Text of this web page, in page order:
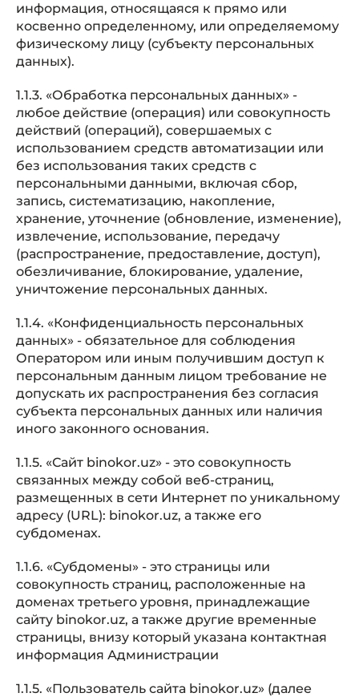
информация, относящаяся к прямо или
косвенно определенному, или определяемому
физическому лицу (субъекту персональных
данных).
1.1.3. «Обработка персональных данных» -
любое действие (операция) или совокупность
действий (операций), совершаемых с
использованием средств автоматизации или
без использования таких средств с
персональными данными, включая сбор,
запись, систематизацию, накопление,
хранение, уточнение (обновление, изменение),
извлечение, использование, передачу
(распространение, предоставление, доступ),
обезличивание, блокирование, удаление,
уничтожение персональных данных.
1.1.4. «Конфиденциальность персональных
данных» - обязательное для соблюдения
Оператором или иным получившим доступ к
персональным данным лицом требование не
допускать их распространения без согласия
субъекта персональных данных или наличия
иного законного основания.
1.1.5. «Сайт binokor.uz» - это совокупность
связанных между собой веб-страниц,
размещенных в сети Интернет по уникальному
адресу (URL): binokor.uz, а также его
субдоменах.
1.1.6. «Субдомены» - это страницы или
совокупность страниц, расположенные на
доменах третьего уровня, принадлежащие
сайту binokor.uz, а также другие временные
страницы, внизу который указана контактная
информация Администрации
1.1.5. «Пользователь сайта binokor.uz» (далее